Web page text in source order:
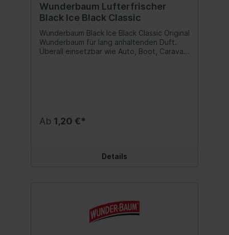
Wunderbaum Lufterfrischer
Black Ice Black Classic
Wunderbaum Black Ice Black Classic Original
Wunderbaum für lang anhaltenden Duft.
Überall einsetzbar wie Auto, Boot, Caravan
Ab 1,20 €*
Details